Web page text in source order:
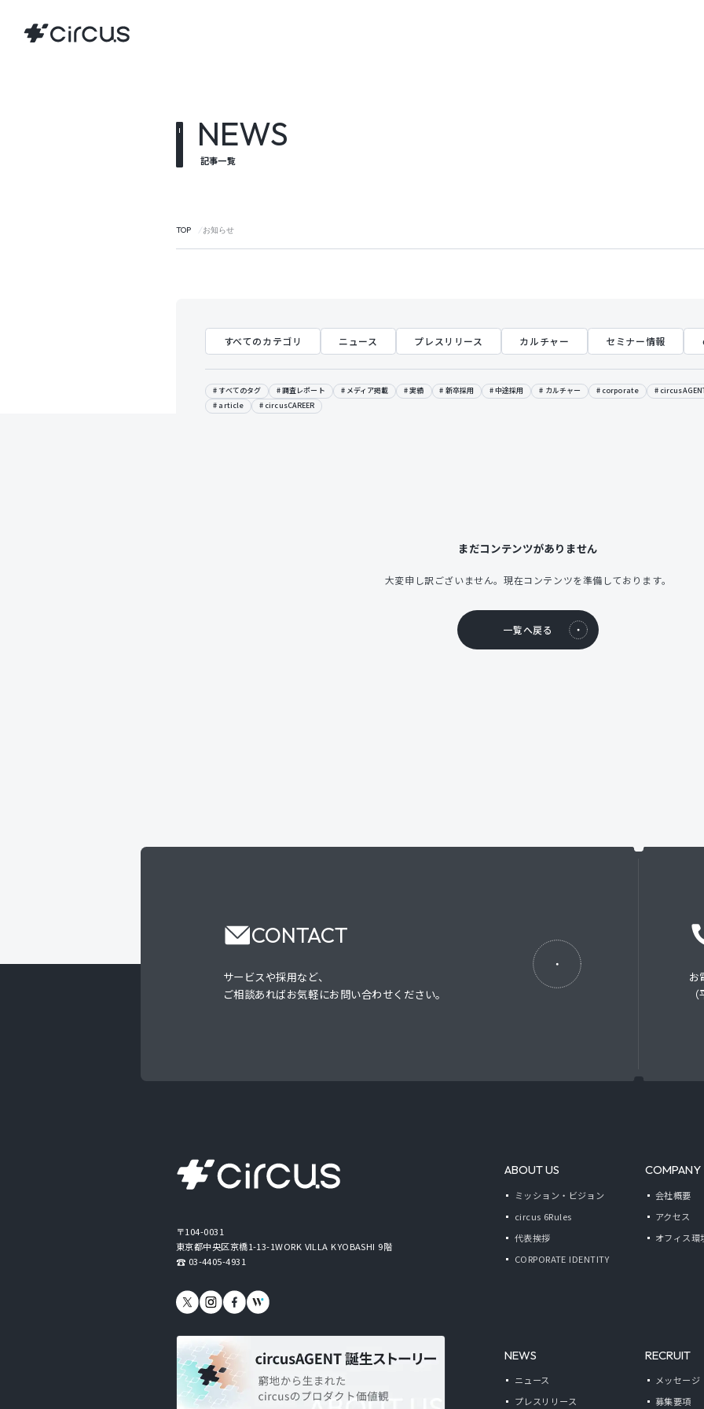
NEWS
記事一覧
TOP お知らせ
すべてのカテゴリ ニュース プレスリリース カルチャー セミナー情報
すべてのタグ 調査レポート メディア掲載 実績 新卒採用 中途採用 カルチャー corporate
article
circusCAREER
まだコンテンツがありません
大変申し訳ございません。現在コンテンツを準備しております。
一覧へ戻る
CONTACT
サービスや採用など、
ご相談あればお気軽にお問い合わせください。
お
〒104-0031
東京都中央区京橋1-13-1WORK VILLA KYOBASHI 9階
03-4405-4931
ABOUT US
ミッション・ビジョン
circus 6Rules
代表挨拶
CORPORATE IDENTITY
COMPANY
会社概要
アクセス
オフィス環
NEWS
ニュース
プレスリリース
RECRUIT
メッセージ
募集要項